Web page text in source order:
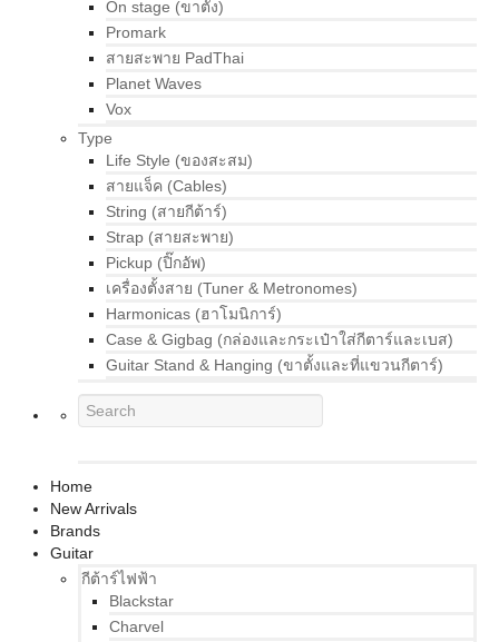
On stage (ขาตั้ง)
Promark
สายสะพาย PadThai
Planet Waves
Vox
Type
Life Style (ของสะสม)
สายแจ็ค (Cables)
String (สายกีต้าร์)
Strap (สายสะพาย)
Pickup (ปิ๊กอัพ)
เครื่องตั้งสาย (Tuner & Metronomes)
Harmonicas (ฮาโมนิการ์)
Case & Gigbag (กล่องและกระเป๋าใส่กีตาร์และเบส)
Guitar Stand & Hanging (ขาตั้งและที่แขวนกีตาร์)
Home
New Arrivals
Brands
Guitar
กีต้าร์ไฟฟ้า
Blackstar
Charvel